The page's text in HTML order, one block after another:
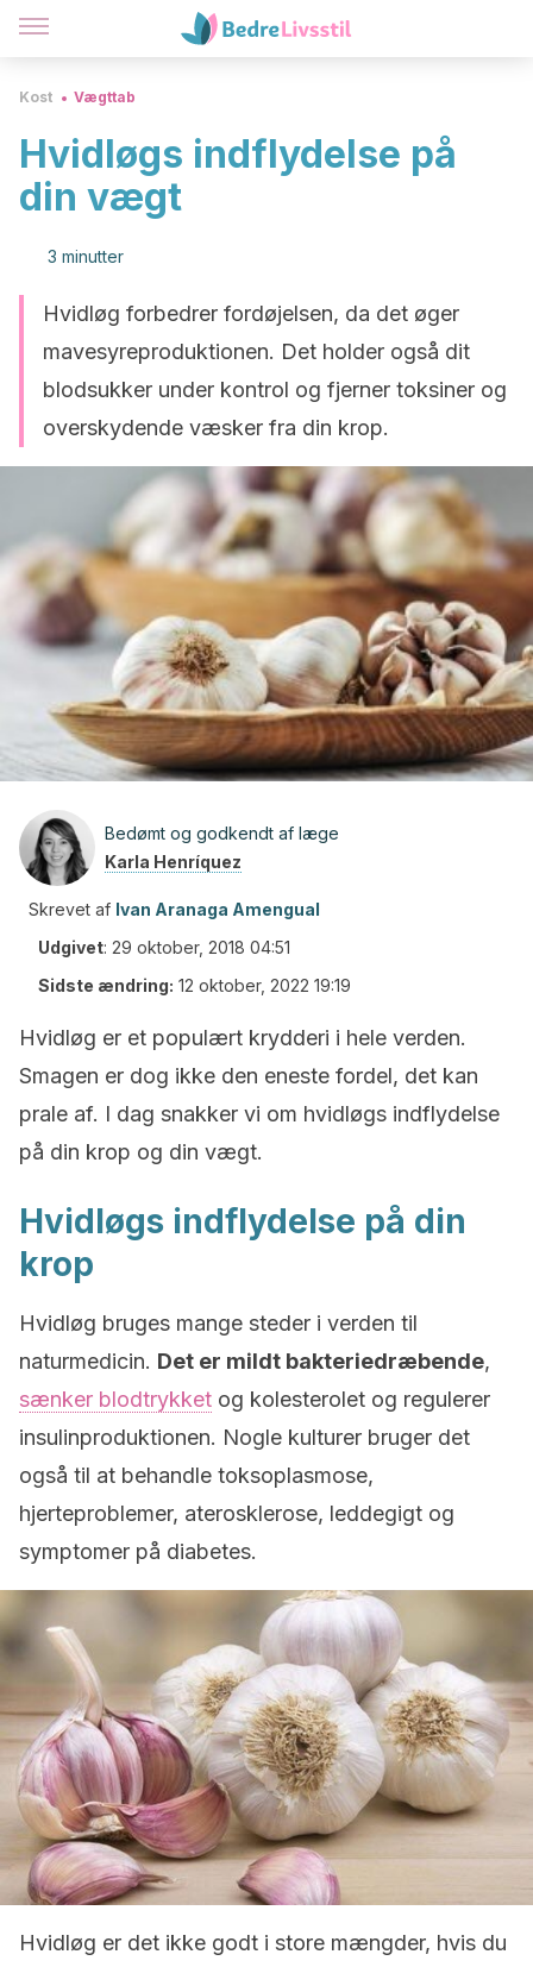
Kost Vægttab
Hvidløgs indflydelse på
din vægt
3 minutter
Hvidløg forbedrer fordøjelsen, da det øger ​​
mavesyreproduktionen. Det holder også dit
blodsukker under kontrol og fjerner toksiner og
overskydende væsker fra din krop.
Bedømt og godkendt af læge
Karla Henríquez
Skrevet af Ivan Aranaga Amengual
Udgivet: 29 oktober, 2018 04:51
Sidste ændring: 12 oktober, 2022 19:19
Hvidløg er et populært krydderi i hele verden.
Smagen er dog ikke den eneste fordel, det kan
prale af. I dag snakker vi om hvidløgs indflydelse
på din krop og din vægt.
Hvidløgs indflydelse på din
krop
Hvidløg bruges mange steder i verden til
naturmedicin. Det er mildt bakteriedræbende,
sænker blodtrykket og kolesterolet og regulerer
insulinproduktionen. Nogle kulturer bruger det
også til at behandle toksoplasmose,
hjerteproblemer, aterosklerose, leddegigt og
symptomer på diabetes.
Hvidløg er det ikke godt i store mængder, hvis du